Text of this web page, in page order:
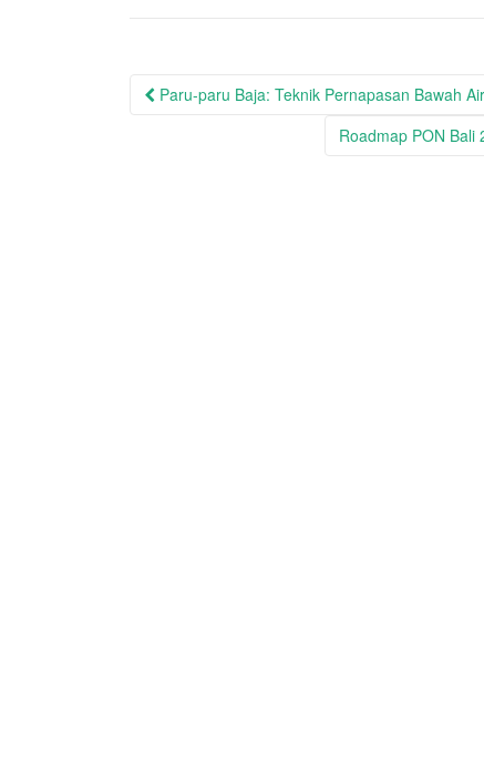
Post
Paru-paru Baja: Teknik Pernapasan Bawah
Roadmap PON Bali